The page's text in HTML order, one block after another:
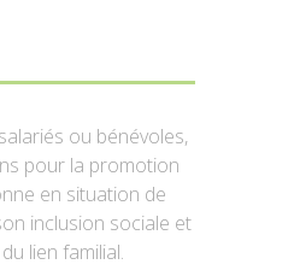
ou bénévoles,
pour la promotion
en situation de
inclusion sociale et
lien familial.